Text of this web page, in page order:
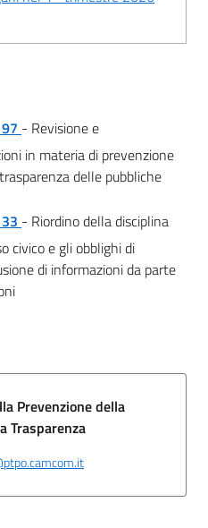
- Revisione e
in materia di prevenzione
delle pubbliche
- Riordino della disciplina
civico e gli obblighi di
di informazioni da parte
Prevenzione della
Trasparenza